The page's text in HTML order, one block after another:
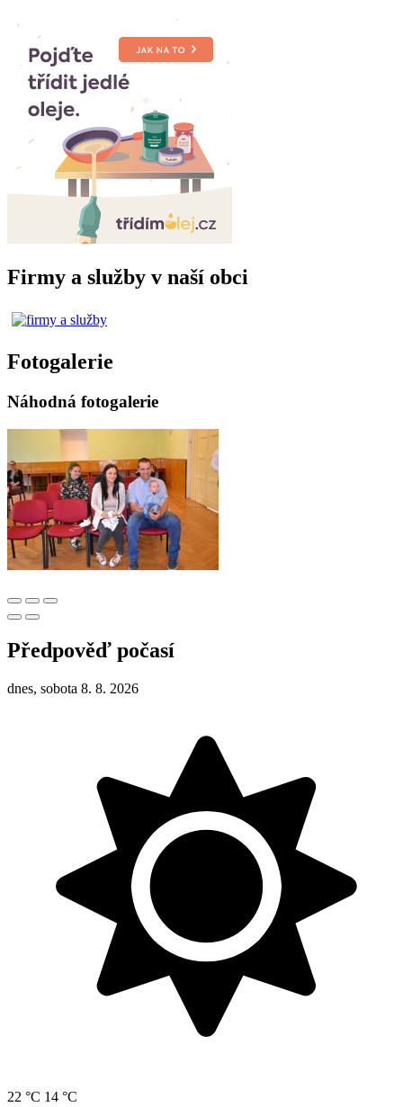
Firmy a služby v naší obci
Fotogalerie
Náhodná fotogalerie
Předpověď počasí
dnes, sobota 8. 8. 2026
22 °C 14 °C